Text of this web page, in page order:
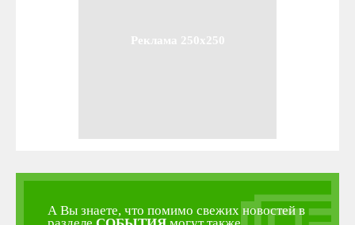
Реклама 250x250
А Вы знаете, что помимо свежих новостей в